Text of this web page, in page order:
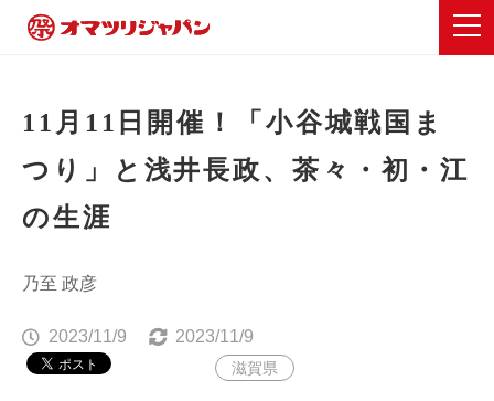
11月11日開催！「小谷城戦国ま
つり」と浅井長政、茶々・初・江
の生涯
乃至 政彦
2023/11/9 2023/11/9
滋賀県